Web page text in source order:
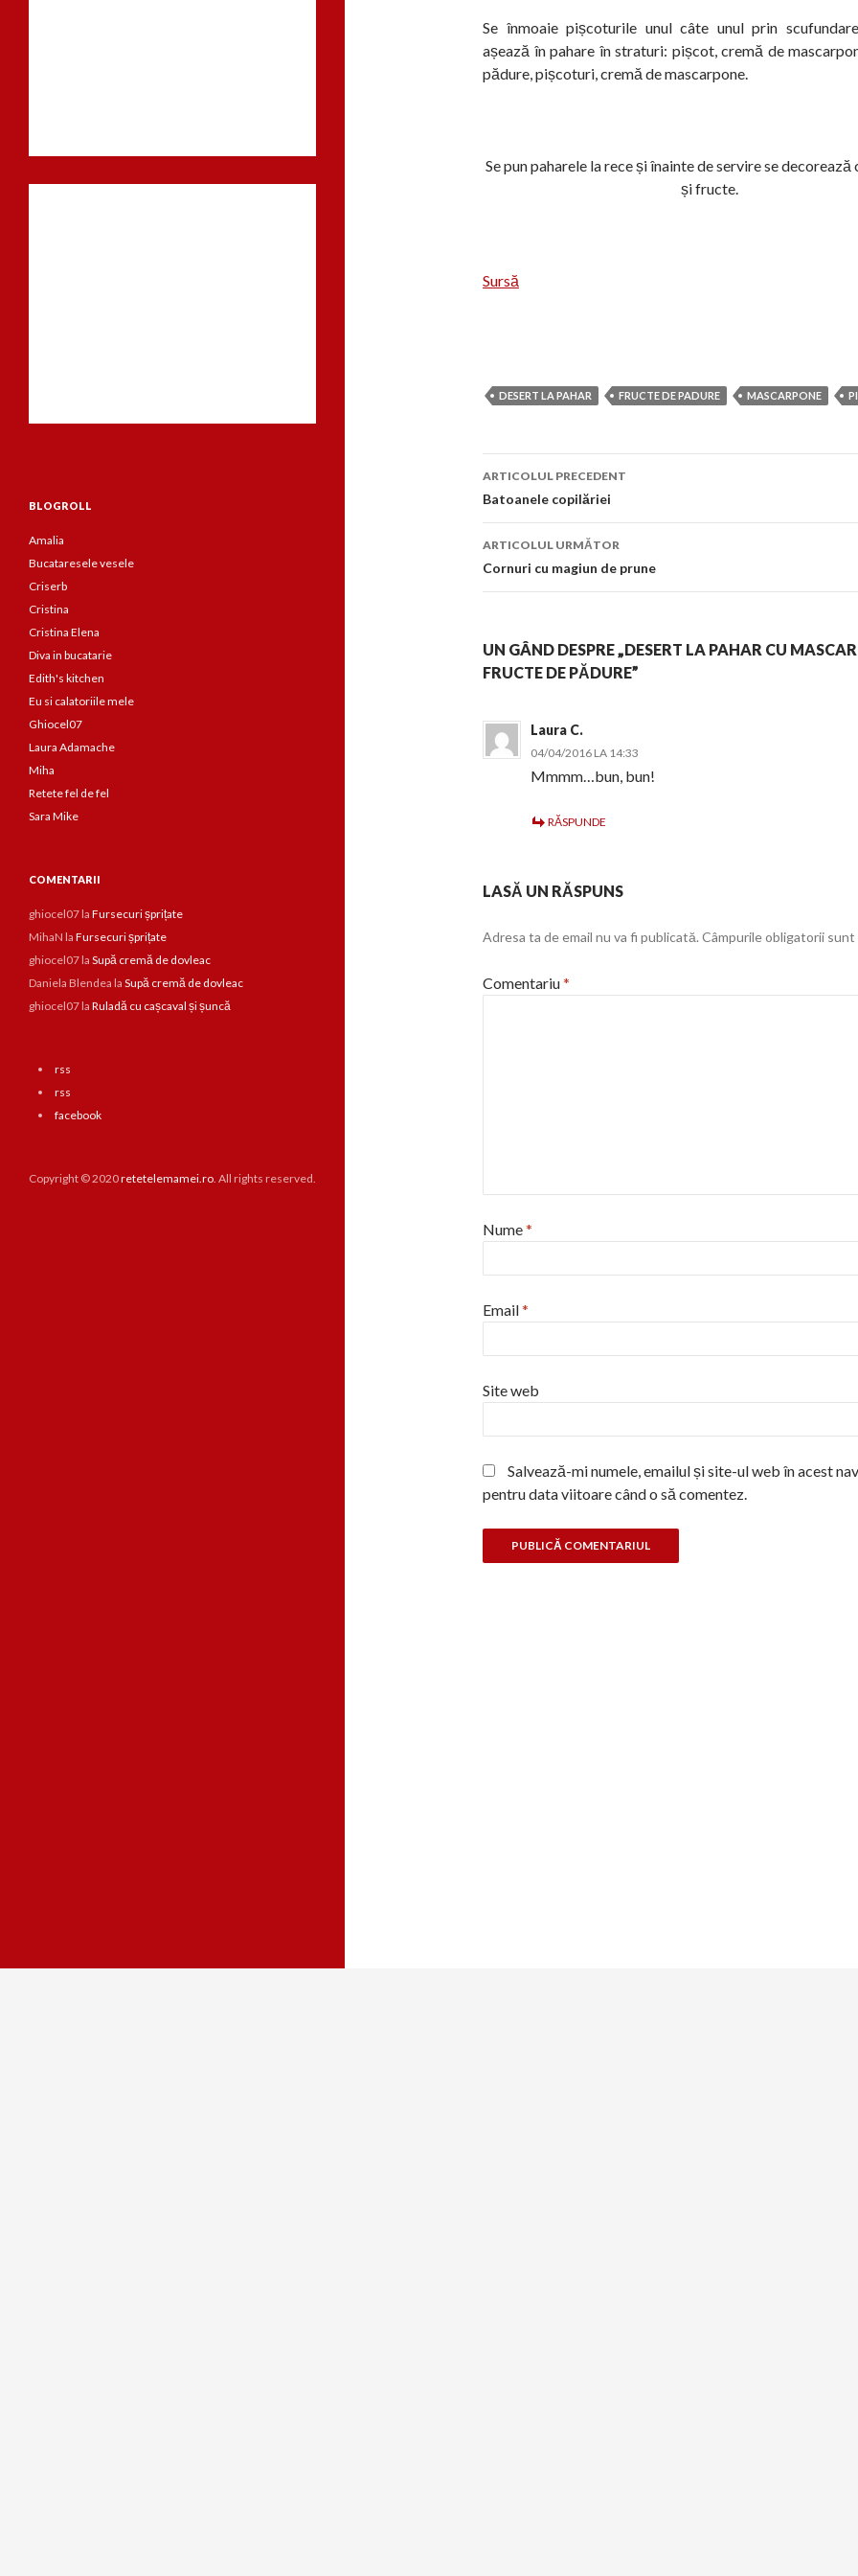
Se înmoaie pișcoturile unul câte unul prin
așează în pahare în straturi: pișcot, cremă de
pădure, pișcoturi, cremă de mascarpone.
Se pun paharele la rece și înainte de servire se
și fructe.
Sursă
DESERT LA PAHAR FRUCTE DE PADURE MASCARPONE
Navigare
în
articol
ARTICOLUL PRECEDENT
Batoanele copilăriei
ARTICOLUL URMĂTOR
Cornuri cu magiun de prune
UN GÂND DESPRE „DESERT LA PAHAR CU
FRUCTE DE PĂDURE”
Laura C.
04/04/2016 LA 14:33
Mmmm…bun, bun!
RĂSPUNDE
LASĂ UN RĂSPUNS
Adresa ta de email nu va fi publicată. Câmpurile obligatorii sunt
Comentariu*
Nume*
Email*
Site web
Salvează-mi numele, emailul și site-ul web în acest
pentru data viitoare când o să comentez.
BLOGROLL
Amalia
Bucataresele vesele
Criserb
Cristina
Cristina Elena
Diva in bucatarie
Edith's kitchen
Eu si calatoriile mele
Ghiocel07
Laura Adamache
Miha
Retete fel de fel
Sara Mike
COMENTARII
ghiocel07la Fursecuri șprițate
MihaN la Fursecuri șprițate
ghiocel07la Supă cremă de dovleac
Daniela Blendea la Supă cremă de dovleac
ghiocel07la Ruladă cu cașcaval și șuncă
rss
rss
facebook
Copyright © 2020retetelemamei.ro. All rights reserved.